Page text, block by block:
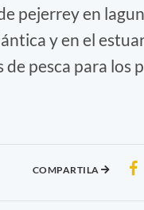
pejerrey en
y en el
pesca para los
COMPARTILA